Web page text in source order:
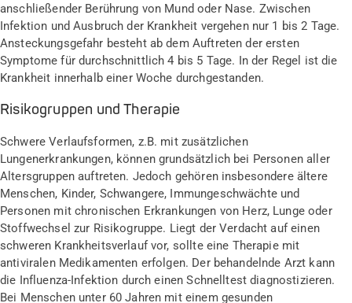
anschließender Berührung von Mund oder Nase. Zwischen
Infektion und Ausbruch der Krankheit vergehen nur 1 bis 2 Tage.
Ansteckungsgefahr besteht ab dem Auftreten der ersten
Symptome für durchschnittlich 4 bis 5 Tage. In der Regel ist die
Krankheit innerhalb einer Woche durchgestanden.
Risikogruppen und Therapie
Schwere Verlaufsformen, z.B. mit zusätzlichen
Lungenerkrankungen, können grundsätzlich bei Personen aller
Altersgruppen auftreten. Jedoch gehören insbesondere ältere
Menschen, Kinder, Schwangere, Immungeschwächte und
Personen mit chronischen Erkrankungen von Herz, Lunge oder
Stoffwechsel zur Risikogruppe. Liegt der Verdacht auf einen
schweren Krankheitsverlauf vor, sollte eine Therapie mit
antiviralen Medikamenten erfolgen. Der behandelnde Arzt kann
die Influenza-Infektion durch einen Schnelltest diagnostizieren.
Bei Menschen unter 60 Jahren mit einem gesunden